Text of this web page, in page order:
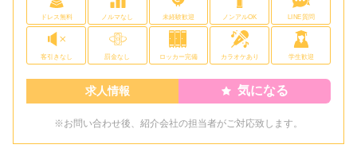
ドレス無料 ノルマなし 未経験歓迎 ノンアルOK LINE質問
客引きなし 罰金なし ロッカー完備 カラオケあり 学生歓迎
求人情報 気になる
※お問い合わせ後、紹介会社の担当者がご対応致します。